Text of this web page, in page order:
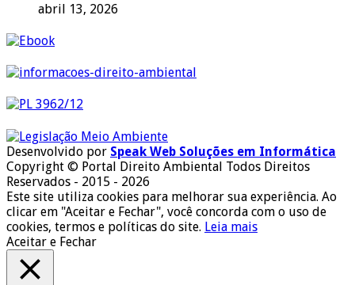
abril 13, 2026
Desenvolvido por Speak Web Soluções em Informática
Copyright © Portal Direito Ambiental Todos Direitos
Reservados - 2015 - 2026
Este site utiliza cookies para melhorar sua experiência. Ao
clicar em "Aceitar e Fechar", você concorda com o uso de
cookies, termos e políticas do site. Leia mais
Aceitar e Fechar